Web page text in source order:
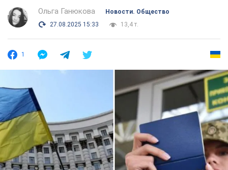
Ольга Ганюкова
Новости. Общество
27.08.2025 15:33
13,4 т.
1